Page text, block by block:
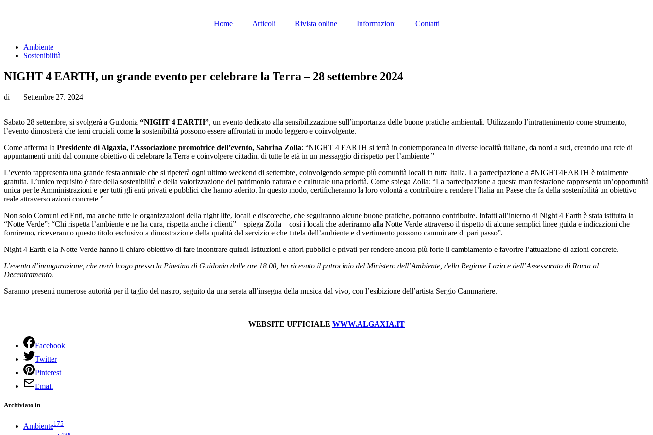
Home Articoli Rivista online Informazioni Contatti
Ambiente
Sostenibilità
NIGHT 4 EARTH, un grande evento per celebrare la Terra – 28 settembre 2024
di – Settembre 27, 2024
Sabato 28 settembre, si svolgerà a Guidonia “NIGHT 4 EARTH”, un evento dedicato alla sensibilizzazione sull’importanza delle buone pratiche ambientali. Utilizzando l’intrattenimento come strumento,
l’evento dimostrerà che temi cruciali come la sostenibilità possono essere affrontati in modo leggero e coinvolgente.
Come afferma la Presidente di Algaxia, l’Associazione promotrice dell’evento, Sabrina Zolla: “NIGHT 4 EARTH si terrà in contemporanea in diverse località italiane, da nord a sud, creando una rete di
appuntamenti uniti dal comune obiettivo di celebrare la Terra e coinvolgere cittadini di tutte le età in un messaggio di rispetto per l’ambiente.”
L’evento rappresenta una grande festa annuale che si ripeterà ogni ultimo weekend di settembre, coinvolgendo sempre più comunità locali in tutta Italia. La partecipazione a #NIGHT4EARTH è totalmente
gratuita. L’unico requisito è fare della sostenibilità e della valorizzazione del patrimonio naturale e culturale una priorità. Come spiega Zolla: “La partecipazione a questa manifestazione rappresenta un’opportunità
unica per le Amministrazioni e per tutti gli enti privati e pubblici che hanno aderito. In questo modo, certificheranno la loro volontà a contribuire a rendere l’Italia un Paese che fa della sostenibilità un obiettivo
reale attraverso azioni concrete.”
Non solo Comuni ed Enti, ma anche tutte le organizzazioni della night life, locali e discoteche, che seguiranno alcune buone pratiche, potranno contribuire. Infatti all’interno di Night 4 Earth è stata istituita la
“Notte Verde”: “Chi rispetta l’ambiente e ne ha cura, rispetta anche i clienti” – spiega Zolla – così i locali che aderiranno alla Notte Verde attraverso il rispetto di alcune semplici linee guida e indicazioni che
forniremo, riceveranno questo titolo esclusivo a dimostrazione della qualità del servizio e che tutela dell’ambiente e divertimento possono camminare di pari passo”.
Night 4 Earth e la Notte Verde hanno il chiaro obiettivo di fare incontrare quindi Istituzioni e attori pubblici e privati per rendere ancora più forte il cambiamento e favorire l’attuazione di azioni concrete.
L’evento d’inaugurazione, che avrà luogo presso la Pinetina di Guidonia dalle ore 18.00, ha ricevuto il patrocinio del Ministero dell’Ambiente, della Regione Lazio e dell’Assessorato di Roma al
Decentramento.
Saranno presenti numerose autorità per il taglio del nastro, seguito da una serata all’insegna della musica dal vivo, con l’esibizione dell’artista Sergio Cammariere.
WEBSITE UFFICIALE WWW.ALGAXIA.IT
Facebook
Twitter
Pinterest
Email
Archiviato in
Ambiente175